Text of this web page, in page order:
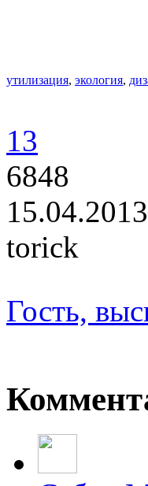
утилизация, экология,
13
6848
torick
Гость,